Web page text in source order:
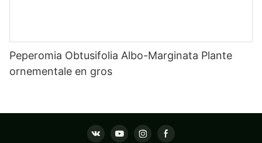
Peperomia Obtusifolia Albo-Marginata Plante
ornementale en gros